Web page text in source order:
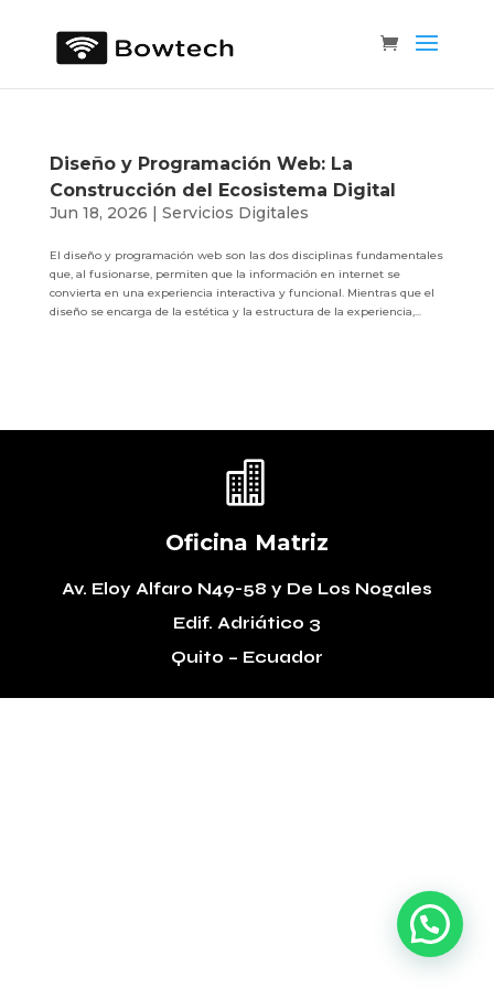
Diseño y Programación Web: La
Construcción del Ecosistema Digital
Jun 18, 2026 | Servicios Digitales
El diseño y programación web son las dos disciplinas fundamentales
que, al fusionarse, permiten que la información en internet se
convierta en una experiencia interactiva y funcional. Mientras que el
diseño se encarga de la estética y la estructura de la experiencia,...

Oficina Matriz
Av. Eloy Alfaro N49-58 y De Los Nogales
Edif. Adriático 3
Quito – Ecuador